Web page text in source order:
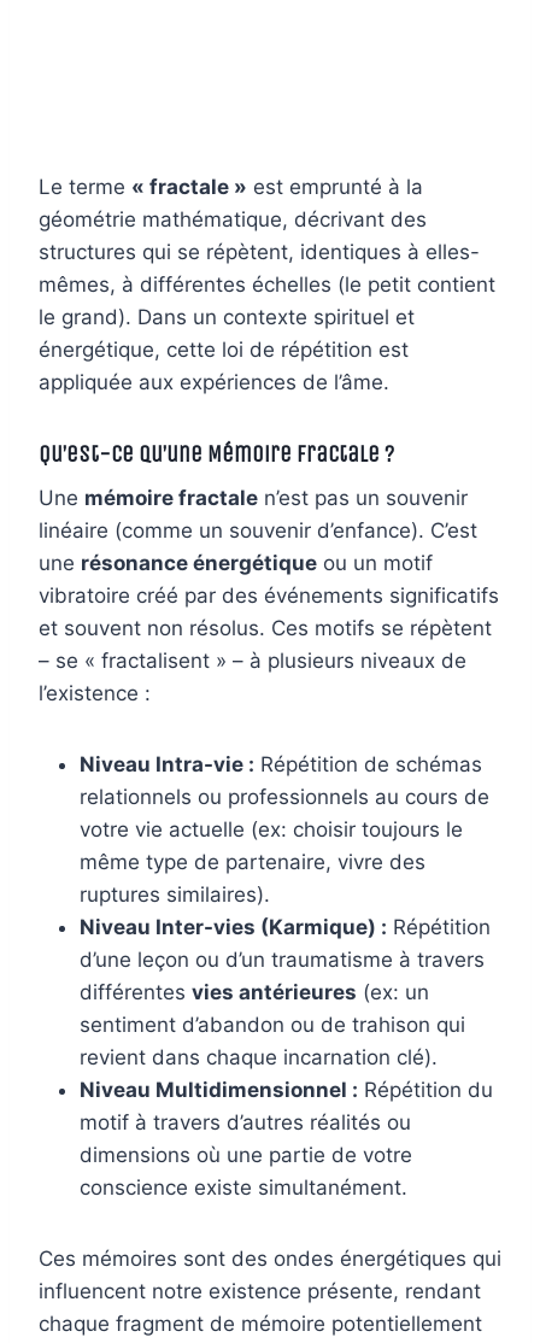
Le terme « fractale » est emprunté à la
géométrie mathématique, décrivant des
structures qui se répètent, identiques à elles-
mêmes, à différentes échelles (le petit contient
le grand). Dans un contexte spirituel et
énergétique, cette loi de répétition est
appliquée aux expériences de l’âme.
Qu’est-ce qu’une Mémoire Fractale ?
Une mémoire fractale n’est pas un souvenir
linéaire (comme un souvenir d’enfance). C’est
une résonance énergétique ou un motif
vibratoire créé par des événements significatifs
et souvent non résolus. Ces motifs se répètent
– se « fractalisent » – à plusieurs niveaux de
l’existence :
Niveau Intra-vie : Répétition de schémas
relationnels ou professionnels au cours de
votre vie actuelle (ex: choisir toujours le
même type de partenaire, vivre des
ruptures similaires).
Niveau Inter-vies (Karmique) : Répétition
d’une leçon ou d’un traumatisme à travers
différentes vies antérieures (ex: un
sentiment d’abandon ou de trahison qui
revient dans chaque incarnation clé).
Niveau Multidimensionnel : Répétition du
motif à travers d’autres réalités ou
dimensions où une partie de votre
conscience existe simultanément.
Ces mémoires sont des ondes énergétiques qui
influencent notre existence présente, rendant
chaque fragment de mémoire potentiellement